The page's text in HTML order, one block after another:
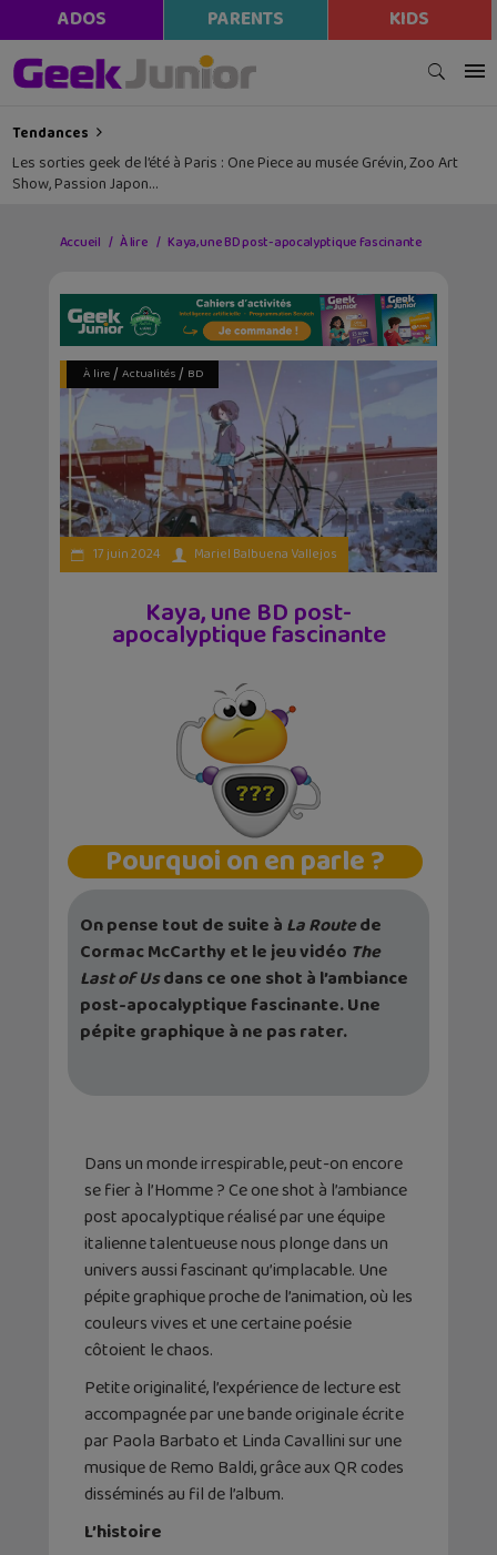
ADOS PARENTS KIDS
Tendances
Les sorties geek de l’été à Paris : One Piece au musée Grévin, Zoo Art
Show, Passion Japon…
Accueil À lire Kaya, une BD post-apocalyptique fascinante
À lire/ Actualités/ BD
17 juin 2024 Mariel Balbuena Vallejos
Kaya, une BD post-
apocalyptique fascinante
Pourquoi on en parle ?
On pense tout de suite à La Routede
Cormac McCarthy et le jeu vidéo The
Last of Usdans ce one shot à l’ambiance
post-apocalyptique fascinante. Une
pépite graphique à ne pas rater.
Dans un monde irrespirable, peut-on encore
se fier à l’Homme ? Ce one shot à l’ambiance
post apocalyptique réalisé par une équipe
italienne talentueuse nous plonge dans un
univers aussi fascinant qu’implacable. Une
pépite graphique proche de l’animation, où les
couleurs vives et une certaine poésie
côtoient le chaos.
Petite originalité, l’expérience de lecture est
accompagnée par une bande originale écrite
par Paola Barbato et Linda Cavallini sur une
musique de Remo Baldi, grâce aux QR codes
disséminés au fil de l’album.
L’histoire